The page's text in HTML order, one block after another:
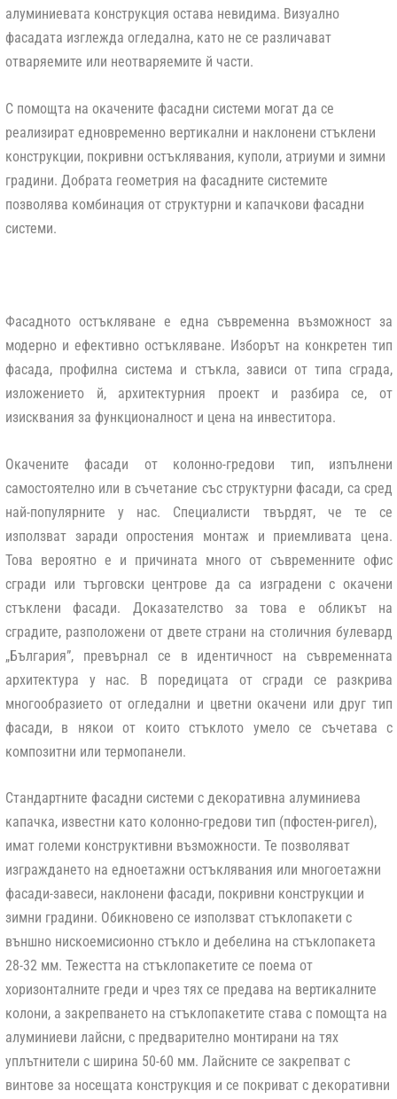
алуминиевата конструкция остава невидима. Визуално
фасадата изглежда огледална, като не се различават
отваряемите или неотваряемите й части.
С помощта на окачените фасадни системи могат да се
реализират едновременно вертикални и наклонени стъклени
конструкции, покривни остъклявания, куполи, атриуми и зимни
градини. Добрата геометрия на фасадните системите
позволява комбинация от структурни и капачкови фасадни
системи.
Фасадното остъкляване е една съвременна възможност за
модерно и ефективно остъкляване. Изборът на конкретен тип
фасада, профилна система и стъкла, зависи от типа сграда,
изложението й, архитектурния проект и разбира се, от
изисквания за функционалност и цена на инвеститора.
Окачените фасади от колонно-гредови тип, изпълнени
самостоятелно или в съчетание със структурни фасади, са сред
най-популярните у нас. Специалисти твърдят, че те се
използват заради опростения монтаж и приемливата цена.
Това вероятно е и причината много от съвременните офис
сгради или търговски центрове да са изградени с окачени
стъклени фасади. Доказателство за това е обликът на
сградите, разположени от двете страни на столичния булевард
„България”, превърнал се в идентичност на съвременната
архитектура у нас. В поредицата от сгради се разкрива
многообразието от огледални и цветни окачени или друг тип
фасади, в някои от които стъклото умело се съчетава с
композитни или термопанели.
Стандартните фасадни системи с декоративна алуминиева
капачка, известни като колонно-гредови тип (пфостен-ригел),
имат големи конструктивни възможности. Те позволяват
изграждането на едноетажни остъклявания или многоетажни
фасади-завеси, наклонени фасади, покривни конструкции и
зимни градини. Обикновено се използват стъклопакети с
външно нискоемисионно стъкло и дебелина на стъклопакета
28-32 мм. Тежестта на стъклопакетите се поема от
хоризонталните греди и чрез тях се предава на вертикалните
колони, а закрепването на стъклопакетите става с помощта на
алуминиеви лайсни, с предварително монтирани на тях
уплътнители с ширина 50-60 мм. Лайсните се закрепват с
винтове за носещата конструкция и се покриват с декоративни